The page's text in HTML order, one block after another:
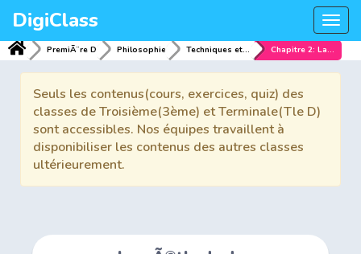
DigiClass
PremiÃ¨re D Philosophie Techniques et mÃ©thodologies Chapitre 2: La mÃ©thode de commentaire de texte philosophique
Seuls les contenus(cours, exercices, quiz) des
classes de Troisième(3ème) et Terminale(Tle D)
sont accessibles. Nos équipes travaillent à
disponibiliser les contenus des autres classes
ultérieurement.